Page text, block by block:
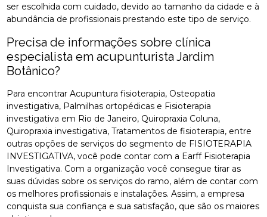
ser escolhida com cuidado, devido ao tamanho da cidade e à
abundância de profissionais prestando este tipo de serviço.
Precisa de informações sobre clínica
especialista em acupunturista Jardim
Botânico?
Para encontrar Acupuntura fisioterapia, Osteopatia
investigativa, Palmilhas ortopédicas e Fisioterapia
investigativa em Rio de Janeiro, Quiropraxia Coluna,
Quiropraxia investigativa, Tratamentos de fisioterapia, entre
outras opções de serviços do segmento de FISIOTERAPIA
INVESTIGATIVA, você pode contar com a Earff Fisioterapia
Investigativa. Com a organização você consegue tirar as
suas dúvidas sobre os serviços do ramo, além de contar com
os melhores profissionais e instalações. Assim, a empresa
conquista sua confiança e sua satisfação, que são os maiores